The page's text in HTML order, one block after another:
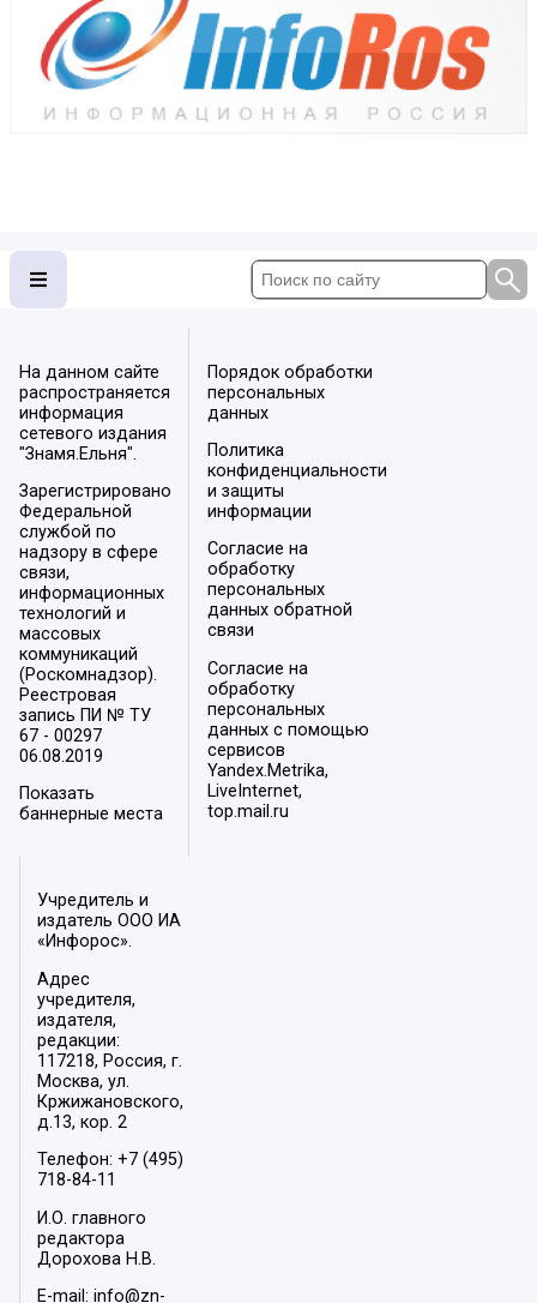
На данном сайте
распространяется
информация
сетевого издания
"Знамя.Ельня".
Зарегистрировано
Федеральной
службой по
надзору в сфере
связи,
информационных
технологий и
массовых
коммуникаций
(Роскомнадзор).
Реестровая
запись ПИ № ТУ
67 - 00297
06.08.2019
Показать
баннерные места
Порядок обработки
персональных
данных
Политика
конфиденциальности
и защиты
информации
Согласие на
обработку
персональных
данных обратной
связи
Согласие на
обработку
персональных
данных с помощью
сервисов
Yandex.Metrika,
LiveInternet,
top.mail.ru
Учредитель и
издатель ООО ИА
«Инфорос».
Адрес
учредителя,
издателя,
редакции:
117218, Россия, г.
Москва, ул.
Кржижановского,
д.13, кор. 2
Телефон: +7 (495)
718-84-11
И.О. главного
редактора
Дорохова Н.В.
E-mail: info@zn-